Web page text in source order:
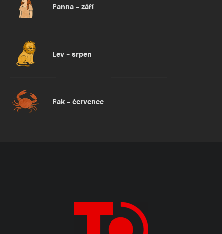
Panna – září
Lev – srpen
Rak – červenec